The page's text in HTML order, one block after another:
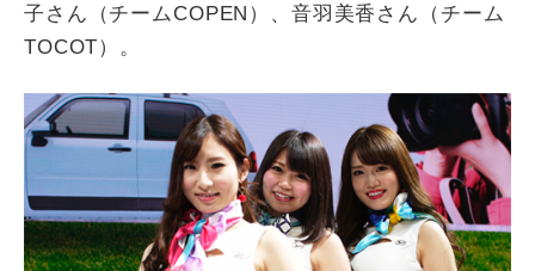
子さん（チームCOPEN）、音羽美香さん（チーム
TOCOT）。